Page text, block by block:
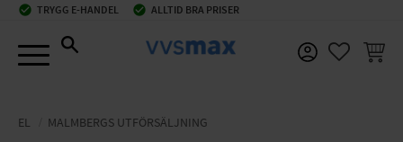
check_circle TRYGG E-HANDEL check_circle ALLTID BRA PRISER
EL MALMBERGS UTFÖRSÄLJNING